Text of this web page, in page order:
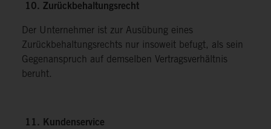
10. Zurückbehaltungsrecht
Der Unternehmer ist zur Ausübung eines
Zurückbehaltungsrechts nur insoweit befugt, als sein
Gegenanspruch auf demselben Vertragsverhältnis
beruht.
11. Kundenservice